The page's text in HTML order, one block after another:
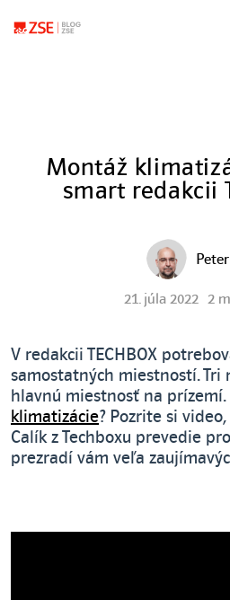
Montáž
smart redakcii
21. júla 2022 2
V redakcii TECHBOX
samostatných miestností. Tri
hlavnú miestnosť na prízemí.
klimatizácie? Pozrite si
Calík z Techboxu prevedie
prezradí vám veľa